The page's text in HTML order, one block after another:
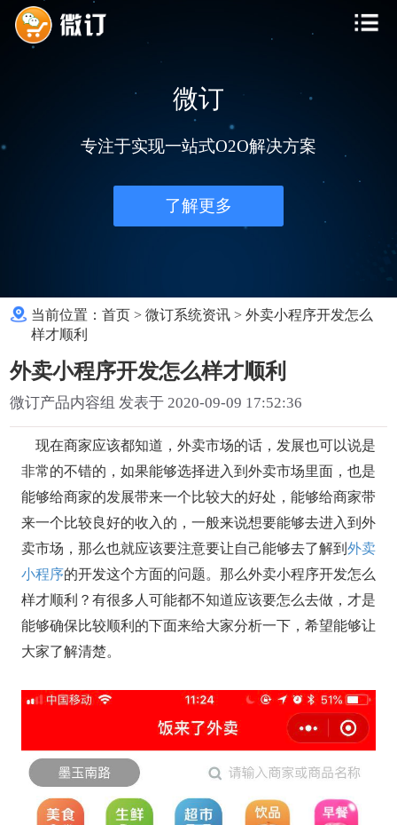
微订
专注于实现一站式O2O解决方案
了解更多
当前位置：首页 >微订系统资讯 >外卖小程序开发怎么
样才顺利
外卖小程序开发怎么样才顺利
微订产品内容组 发表于 2020-09-09 17:52:36
现在商家应该都知道，外卖市场的话，发展也可以说是
非常的不错的，如果能够选择进入到外卖市场里面，也是
能够给商家的发展带来一个比较大的好处，能够给商家带
来一个比较良好的收入的，一般来说想要能够去进入到外
卖市场，那么也就应该要注意要让自己能够去了解到 外卖
小程序的开发这个方面的问题。那么外卖小程序开发怎么
样才顺利？有很多人可能都不知道应该要怎么去做，才是
能够确保比较顺利的下面来给大家分析一下，希望能够让
大家了解清楚。